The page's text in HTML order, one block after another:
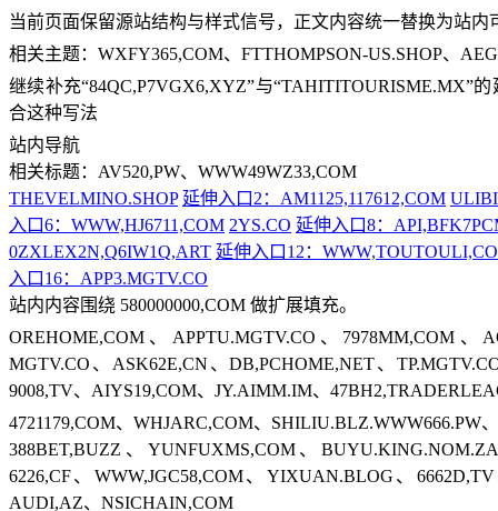
当前页面保留源站结构与样式信号，正文内容统一替换为站内
相关主题：WXFY365,COM、FTTHOMPSON-US.SHOP、
继续补充“84QC,P7VGX6,XYZ”与“TAHITITOURISME.MX”
合这种写法
站内导航
相关标题：AV520,PW、WWW49WZ33,COM
THEVELMINO.SHOP 延伸入口2：AM1125,117612,COM
入口6：WWW,HJ6711,COM 2YS.CO 延伸入口8：
0ZXLEX2N,Q6IW1Q,ART 延伸入口12：
入口16：APP3.MGTV.CO
站内内容围绕 580000000,COM 做扩展填充。
OREHOME,COM、APPTU.MGTV.CO、7978MM,COM、
MGTV.CO、ASK62E,CN、DB,PCHOME,NET、
9008,TV、AIYS19,COM、JY.AIMM.IM、
4721179,COM、WHJARC,COM、
388BET,BUZZ、YUNFUXMS,COM、
6226,CF、WWW,JGC58,COM、YIXUAN.BLOG、
AUDI,AZ、NSICHAIN,COM